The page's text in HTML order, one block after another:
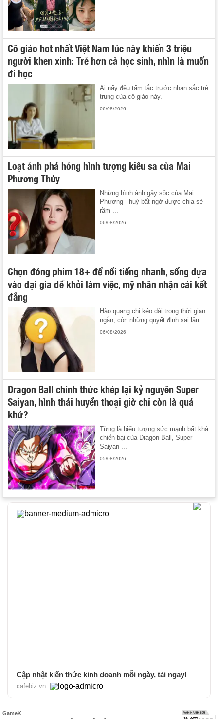
Cô giáo hot nhất Việt Nam lúc này khiến 3 triệu
người khen xinh: Trẻ hơn cả học sinh, nhìn là muốn
đi học
Ai nấy đều tấm tắc trước nhan sắc trẻ
trung của cô giáo này.
06/08/2026
Loạt ảnh phá hỏng hình tượng kiêu sa của Mai
Phương Thúy
Những hình ảnh gây sốc của Mai
Phương Thuý bất ngờ được chia sẻ
rầm ...
06/08/2026
Chọn đóng phim 18+ để nổi tiếng nhanh, sống dựa
vào đại gia để khỏi làm việc, mỹ nhân nhận cái kết
đắng
Hào quang chỉ kéo dài trong thời gian
ngắn, còn những quyết định sai lầm ...
06/08/2026
Dragon Ball chính thức khép lại kỷ nguyên Super
Saiyan, hình thái huyền thoại giờ chỉ còn là quá
khứ?
Từng là biểu tượng sức mạnh bất khả
chiến bại của Dragon Ball, Super
Saiyan ...
05/08/2026
Cập nhật kiến thức kinh doanh mỗi ngày, tải ngay!
cafebiz.vn
GameK